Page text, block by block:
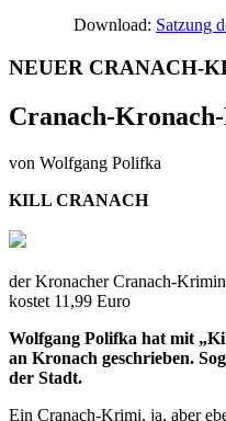
Download: Satzung
NEUER CRANACH-
Cranach-
von Wolfgang Polifka
KILL CRANACH
der Kronacher Cranach-
kostet 11,99 Euro
Wolfgang Polifka hat mit
an Kronach geschrieben.
der Stadt.
Ein Cranach-Krimi, ja, aber